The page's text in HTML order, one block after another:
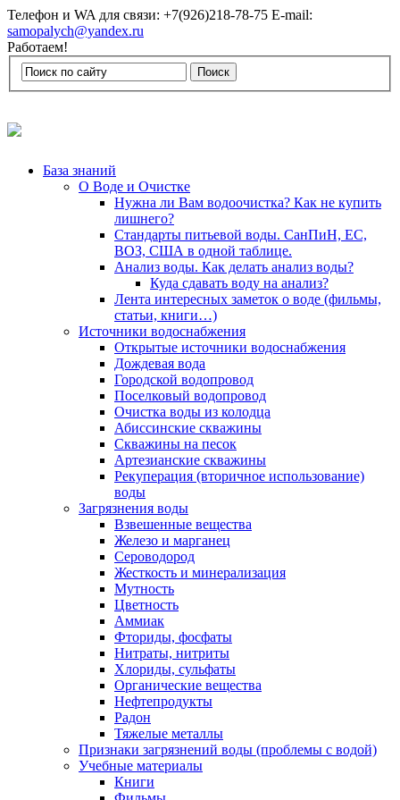
Телефон и WA для связи: +7(926)218-78-75 E-mail:
samopalych@yandex.ru
Работаем!
База знаний
О Воде и Очистке
Нужна ли Вам водоочистка? Как не купить
лишнего?
Стандарты питьевой воды. СанПиН, ЕС,
ВОЗ, США в одной таблице.
Анализ воды. Как делать анализ воды?
Куда сдавать воду на анализ?
Лента интересных заметок о воде (фильмы,
статьи, книги…)
Источники водоснабжения
Открытые источники водоснабжения
Дождевая вода
Городской водопровод
Поселковый водопровод
Очистка воды из колодца
Абиссинские скважины
Скважины на песок
Артезианские скважины
Рекуперация (вторичное использование)
воды
Загрязнения воды
Взвешенные вещества
Железо и марганец
Сероводород
Жесткость и минерализация
Мутность
Цветность
Аммиак
Фториды, фосфаты
Нитраты, нитриты
Хлориды, сульфаты
Органические вещества
Нефтепродукты
Радон
Тяжелые металлы
Признаки загрязнений воды (проблемы с водой)
Учебные материалы
Книги